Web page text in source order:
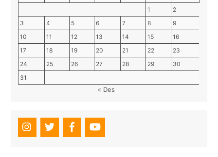
1
2
3
4 5 6 7 8
9
10
11 12 13 14 15
16
17
18 19 20 21 22
23
24
25 26 27 28 29
30
31
« Des